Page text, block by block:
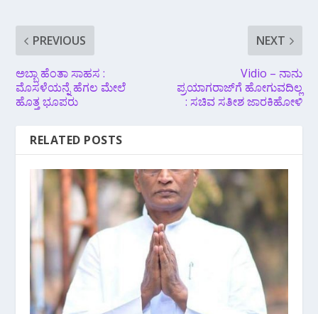
PREVIOUS
ಅಬ್ಬಾ ಹೆಂತಾ ಸಾಹಸ :
ಮೊಸಳೆಯನ್ನೆ ಹೆಗಲ ಮೇಲೆ
ಹೊತ್ತ ಭೂಪರು
NEXT
Vidio – ನಾನು
ಪ್ರಯಾಗರಾಜ್‌ಗೆ ಹೋಗುವದಿಲ್ಲ
: ಸಚಿವ ಸತೀಶ ಜಾರಕಿಹೋಳಿ
RELATED POSTS